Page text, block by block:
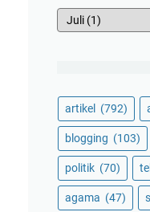
artikel (792)
blogging (103)
politik (70)
agama (47)